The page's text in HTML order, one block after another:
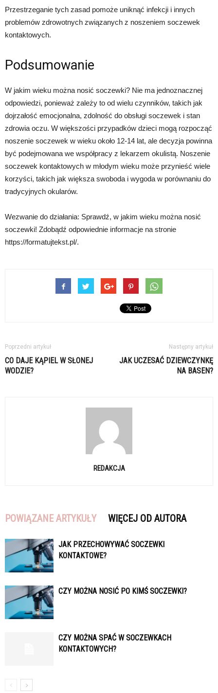
Przestrzeganie tych zasad pomoże uniknąć infekcji i innych
problemów zdrowotnych związanych z noszeniem soczewek
kontaktowych.
Podsumowanie
W jakim wieku można nosić soczewki? Nie ma jednoznacznej
odpowiedzi, ponieważ zależy to od wielu czynników, takich jak
dojrzałość emocjonalna, zdolność do obsługi soczewek i stan
zdrowia oczu. W większości przypadków dzieci mogą rozpocząć
noszenie soczewek w wieku około 12-14 lat, ale decyzja powinna
być podejmowana we współpracy z lekarzem okulistą. Noszenie
soczewek kontaktowych w młodym wieku może przynieść wiele
korzyści, takich jak większa swoboda i wygoda w porównaniu do
tradycyjnych okularów.
Wezwanie do działania: Sprawdź, w jakim wieku można nosić
soczewki! Zdobądź odpowiednie informacje na stronie
https://formatujtekst.pl/.
Poprzedni artykuł
CO DAJE KĄPIEL W SŁONEJ
WODZIE?
Następny artykuł
JAK UCZESAĆ DZIEWCZYNKĘ
NA BASEN?
REDAKCJA
POWIĄZANE ARTYKUŁY WIĘCEJ OD AUTORA
JAK PRZECHOWYWAĆ SOCZEWKI
KONTAKTOWE?
CZY MOŻNA NOSIĆ PO KIMŚ SOCZEWKI?
CZY MOŻNA SPAĆ W SOCZEWKACH
KONTAKTOWYCH?